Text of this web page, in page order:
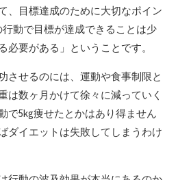
、目標達成のために大切なポイン
行動で目標が達成できることは少
必要がある」ということです。
させるのには、運動や食事制限と
は数ヶ月かけて徐々に減っていく
で5kg痩せたとかはあり得ません
ダイエットは失敗してしまうわけ